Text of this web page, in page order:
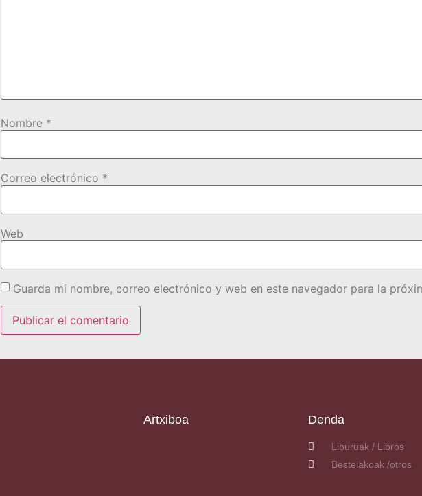
Nombre *
Correo electrónico *
Web
Guarda mi nombre, correo electrónico y web en este navegador para la
Artxiboa Denda
Liburuak / Libros
Bestelakoak /otros